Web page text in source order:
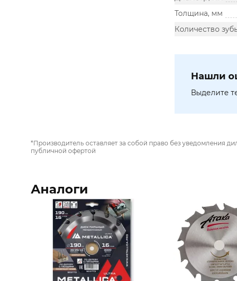
Толщина, мм
Количество
Нашли
Выделите
*Производитель оставляет за собой право без уведомления
публичной офертой
Аналоги